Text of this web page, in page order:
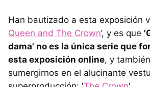
Han bautizado a esta exposición
Queen and The Crown’, y es que
dama' no es la única serie que
esta exposición online, y
sumergirnos en el alucinante